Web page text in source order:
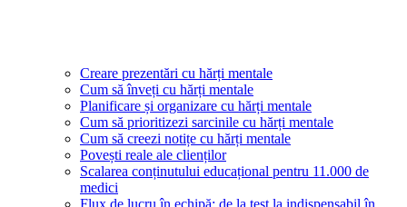
Creare prezentări cu hărți mentale
Cum să înveți cu hărți mentale
Planificare și organizare cu hărți mentale
Cum să prioritizezi sarcinile cu hărți mentale
Cum să creezi notițe cu hărți mentale
Povești reale ale clienților
Scalarea conținutului educațional pentru 11.000 de
medici
Flux de lucru în echipă: de la test la indispensabil în